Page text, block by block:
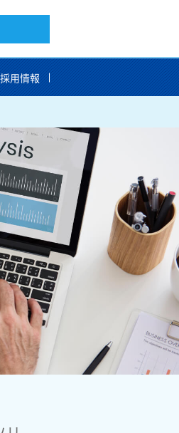
採用情報